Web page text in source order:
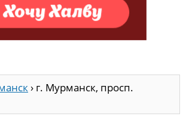
› г. Мурманск, просп.